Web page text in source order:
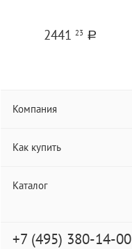
2441 23 a
Компания
Как купить
Каталог
+7 (495) 380-14-00